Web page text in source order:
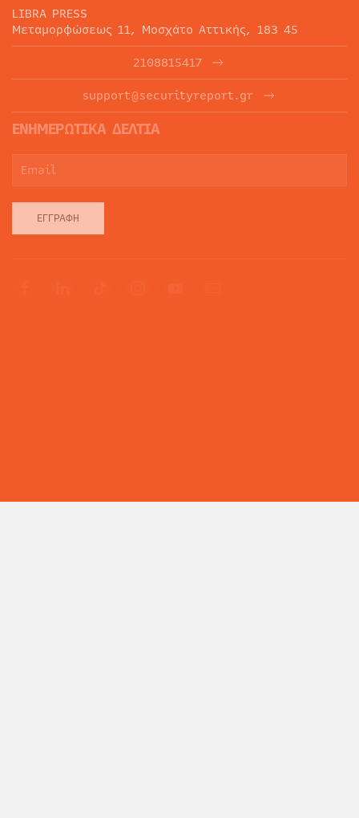
LIBRA PRESS
Μεταμορφώσεως 11, Μοσχάτο Αττικής, 183 45
2108815417
support@securityreport.gr
ΕΝΗΜΕΡΩΤΙΚΑ ΔΕΛΤΙΑ
ΕΓΓΡΑΦΉ